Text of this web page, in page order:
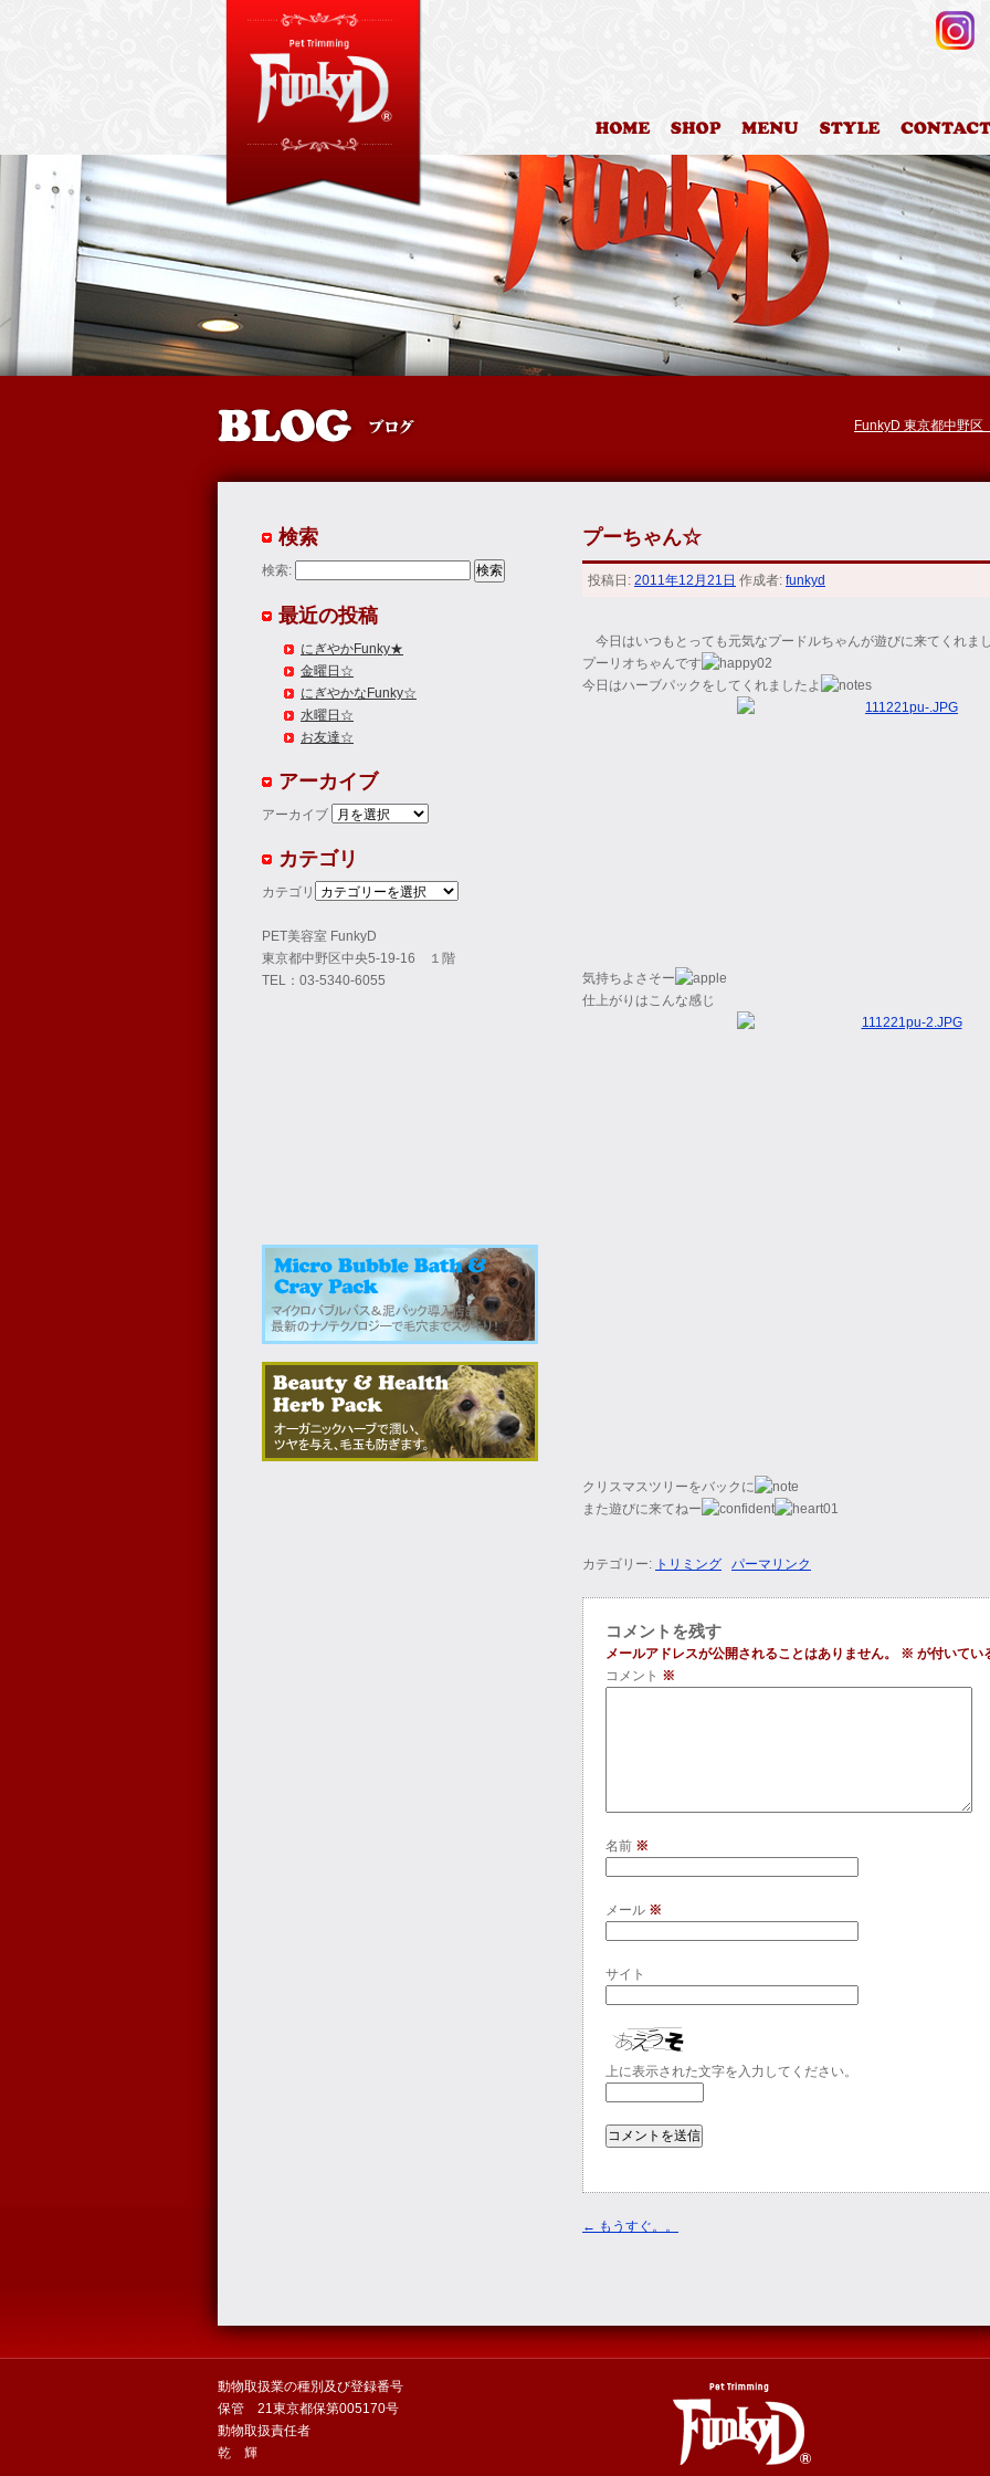
HOME 店舗案内 料金表 カットスタイル
FunkyD 東京都中野区
プーちゃん☆
投稿日: 2011年12月21日 作成者: funkyd
今日はいつもとっても元気なプードルちゃんが遊びに来てくれま
プーリオちゃんです
今日はハーブパックをしてくれましたよ
気持ちよさそー
仕上がりはこんな感じ
クリスマスツリーをバックに
また遊びに来てねー
カテゴリー: トリミング パーマリンク
コメントを残す
メールアドレスが公開されることはありません。 ※ が付いてい
コメント ※
名前 ※
メール ※
サイト
上に表示された文字を入力してください。
← もうすぐ。。
検索
検索:
最近の投稿
にぎやかFunky★
金曜日☆
にぎやかなFunky☆
水曜日☆
お友達☆
アーカイブ
アーカイブ
カテゴリ
カテゴリ
PET美容室 FunkyD
東京都中野区中央5-19-16 １階
TEL：03-5340-6055
動物取扱業の種別及び登録番号
保管 21東京都保第005170号
動物取扱責任者
乾 輝